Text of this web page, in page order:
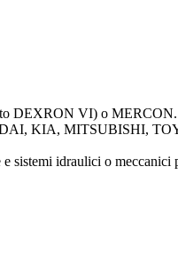
DEXRON VI) o MERCON.
KIA, MITSUBISHI,
sistemi idraulici o